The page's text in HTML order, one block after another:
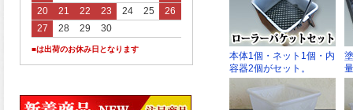
20
21 22 23 24 25
26
27
28 29 30
■は出荷のお休み日となります